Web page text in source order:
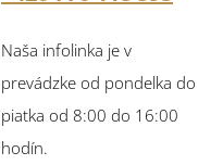
Naša infolinka je v
prevádzke od pondelka do
piatka od 8:00 do 16:00
hodín.